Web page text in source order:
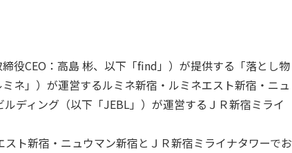
役CEO：高島 彬、以下「find」）が提供する「落とし物
ネ」）が運営するルミネ新宿・ルミネエスト新宿・ニュ
ディング（以下「JEBL」）が運営するＪＲ新宿ミライ
ト新宿・ニュウマン新宿とＪＲ新宿ミライナタワーでお